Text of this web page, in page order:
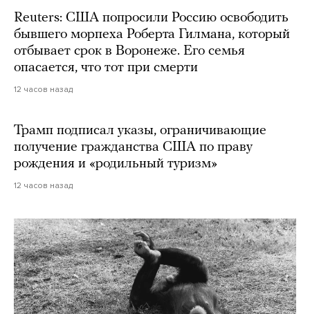
Reuters: США попросили Россию освободить
бывшего морпеха Роберта Гилмана, который
отбывает срок в Воронеже. Его семья
опасается, что тот при смерти
12 часов назад
Трамп подписал указы, ограничивающие
получение гражданства США по праву
рождения и «родильный туризм»
12 часов назад